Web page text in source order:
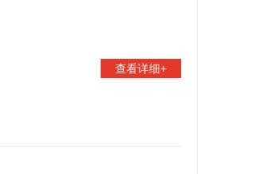
查看详细+